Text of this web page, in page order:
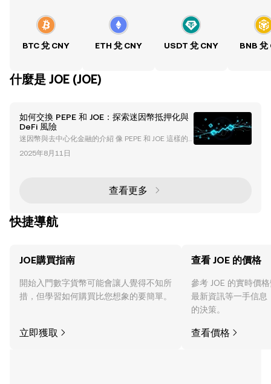
BTC 兌 CNY ETH 兌 CNY USDT 兌 CNY BNB 兌
什麼是 JOE (JOE)
如何交換 PEPE 和 JOE：探索迷因幣抵押化與
DeFi 風險
迷因幣與去中心化金融的介紹 像 PEPE 和 JOE 這樣的
迷因幣已成為加密貨幣領域的重要角色，為交易者和投
資者提供了獨特的機會。它們與去中心化金融（ DeFi
南，探討它們在 DeFi 中的抵押化應用，並分析迷因幣
生態系統中的治理與風險管理挑戰。 什麼是像 PEPE
2025年8月11日
查看更多
快捷導航
JOE購買指南
開始入門數字貨幣可能會讓人覺得不知所
措，但學習如何購買比您想象的要簡單。
立即獲取
查看 JOE 的價格
參考 JOE 的實時價
最新資訊等一手信息
的決策。
查看價格